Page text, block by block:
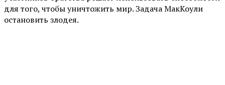
для того, чтобы уничтожить мир. Задача МакКоули
остановить злодея.